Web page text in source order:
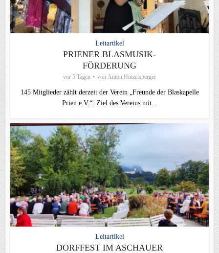
Leitartikel
PRIENER BLASMUSIK-
FÖRDERUNG
vor 5 Tagen von Anton Hötzelsperger
145 Mitglieder zählt derzeit der Verein „Freunde der Blaskapelle
Prien e.V.“. Ziel des Vereins mit...
Leitartikel
DORFFEST IM ASCHAUER